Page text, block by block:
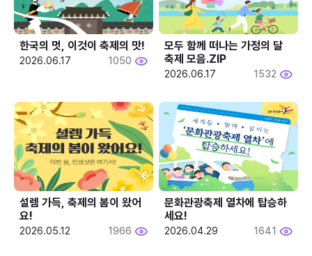
한국의 멋, 이것이 축제의 맛!
2026.06.17 1050
모두 함께 떠나는 가정의 달
축제 모음.ZIP
2026.06.17 1532
설렘 가득, 축제의 봄이 왔어
요!
2026.05.12 1966
문화관광축제 열차에 탑승하
세요!
2026.04.29 1641